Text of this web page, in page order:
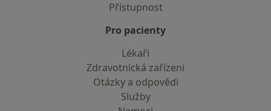
Přístupnost
Pro pacienty
Lékaři
Zdravotnická zařízení
Otázky a odpovědi
Služby